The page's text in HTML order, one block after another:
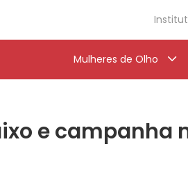
Mulheres de Olho
e